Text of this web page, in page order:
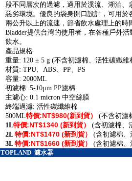
段不同層次的過濾，適用於溪流、湖泊、
惡劣環境。優良的袋身開口設計，可用於
兩公升以上的流速，節省飲水處理上的時
Bladder提供台灣的使用者，在各種戶外
飲水。
產品規格
重量: 120 ± 5 g (不含初濾棉、活性碳纖維
材質: TPU、ABS、PP、PS
容量: 2000ML
初濾棉: 5-10μm PP濾棉
主濾心: 0.1 micron 中空絲膜
終端過濾: 活性碳纖維棉
500ML特價:NT$980(新到貨）
(不含初濾
1L特價:NT$1340 (新到貨）
(含初濾棉、
2L特價:NT$1470 (新到貨）
(含初濾棉
3L特價:NT$1660 (新到貨） (含初濾棉
TOPLAND 濾水器